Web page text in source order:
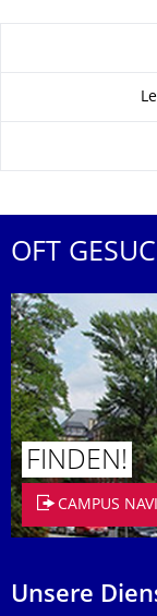
Zu dieser
OFT
FINDEN!
CAMPUS
Unsere